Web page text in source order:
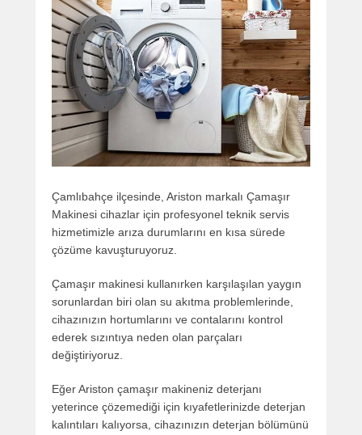
Çamlıbahçe ilçesinde, Ariston markalı Çamaşır
Makinesi cihazlar için profesyonel teknik servis
hizmetimizle arıza durumlarını en kısa sürede
çözüme kavuşturuyoruz.
Çamaşır makinesi kullanırken karşılaşılan yaygın
sorunlardan biri olan su akıtma problemlerinde,
cihazınızın hortumlarını ve contalarını kontrol
ederek sızıntıya neden olan parçaları
değiştiriyoruz.
Eğer Ariston çamaşır makineniz deterjanı
yeterince çözemediği için kıyafetlerinizde deterjan
kalıntıları kalıyorsa, cihazınızın deterjan bölümünü